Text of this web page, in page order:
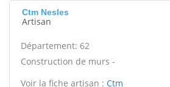
Ctm Nesles
Artisan
Département: 62
Construction de murs -
Voir la fiche artisan : Ctm